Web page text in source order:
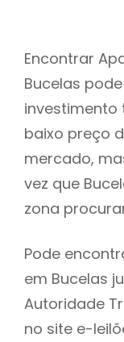
Encontrar
Bucelas
baixo preço
mercado,
vez que
zona
Pode
em Bucelas
Autoridade
no site e-